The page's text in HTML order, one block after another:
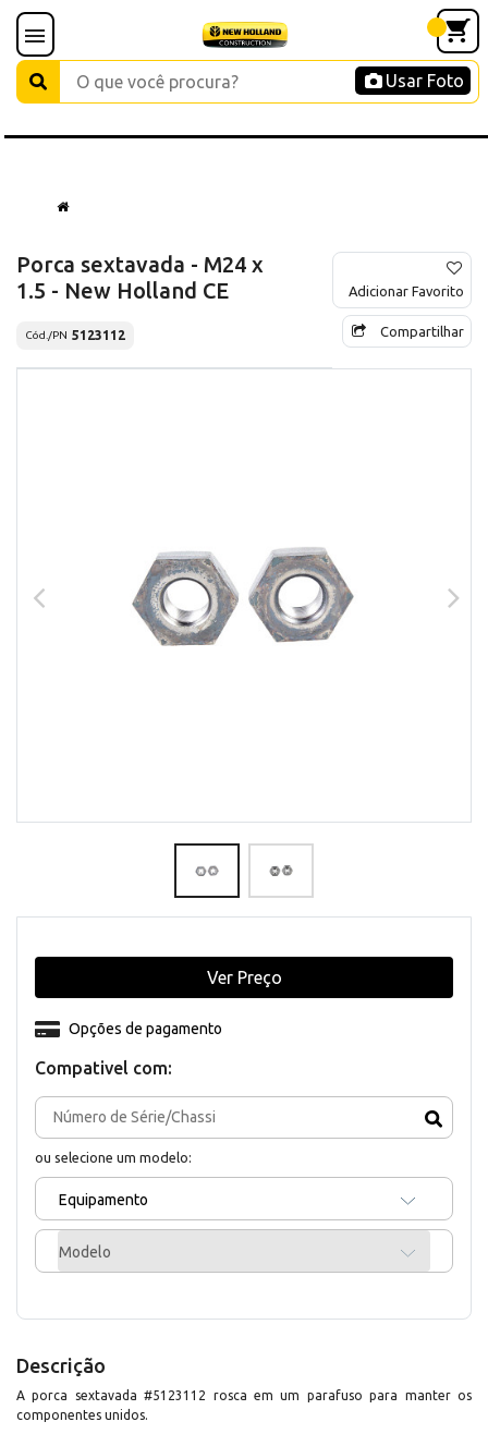
Usar Foto
Porca sextavada - M24 x
1.5 - New Holland CE
Cód./PN 5123112
Adicionar Favorito
Compartilhar
Compativel com:
ou selecione um modelo:
Equipamento
Modelo
Opções de pagamento
Ver Preço
Descrição
A porca sextavada #5123112 rosca em um parafuso para manter os
componentes unidos.